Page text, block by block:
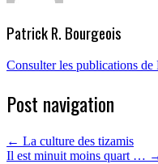
Patrick R. Bourgeois
Consulter les publications
Post navigation
← La culture des tizamis
Il est minuit moins quart …